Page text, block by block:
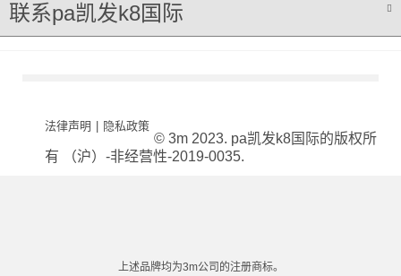
联系pa凯发k8国际
法律声明 | 隐私政策
© 3m 2023. pa凯发k8国际的版权所
有 （沪）-非经营性-2019-0035.
上述品牌均为3m公司的注册商标。